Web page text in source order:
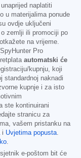
naplatiti
u materijalima ponude
ovdje uključeni
zemlji ili promociji po
na vrijeme.
Pro
automatski će
kupnju, koji
standardnoj naknadi
kupnje i za isto
ste kontinuirani
stranicu za
vašem pristanku na
i Uvjetima popusta.
.
e-poštom bit će